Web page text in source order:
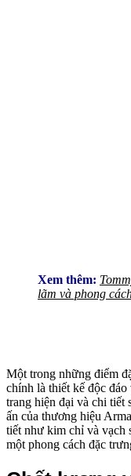
Xem thêm:
lãm và phong
Một trong những điểm
chính là thiết kế độc
trang hiện đại và chi tiết
ấn của thương hiệu
tiết như kim chỉ và vạch
một phong cách đặc